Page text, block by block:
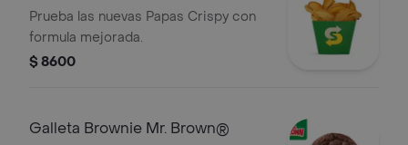
Prueba las nuevas Papas Crispy con
formula mejorada.
$ 8600
Galleta Brownie Mr. Brown®